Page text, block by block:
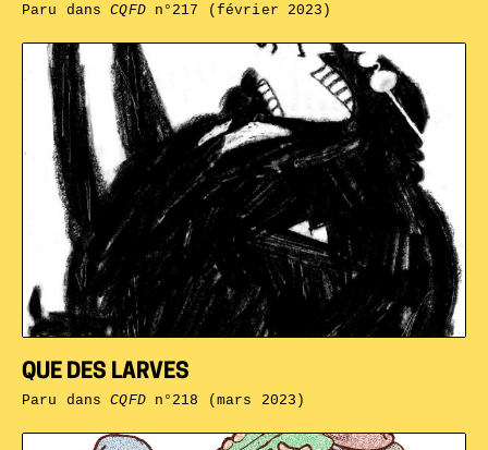
QUE DES LARVES
Paru dansCQFDn°218 (mars 2023)
Paru dansCQFDn°217 (février 2023)